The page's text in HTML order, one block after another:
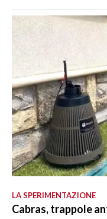
LA SPERIMENTAZIONE
Cabras, trappole